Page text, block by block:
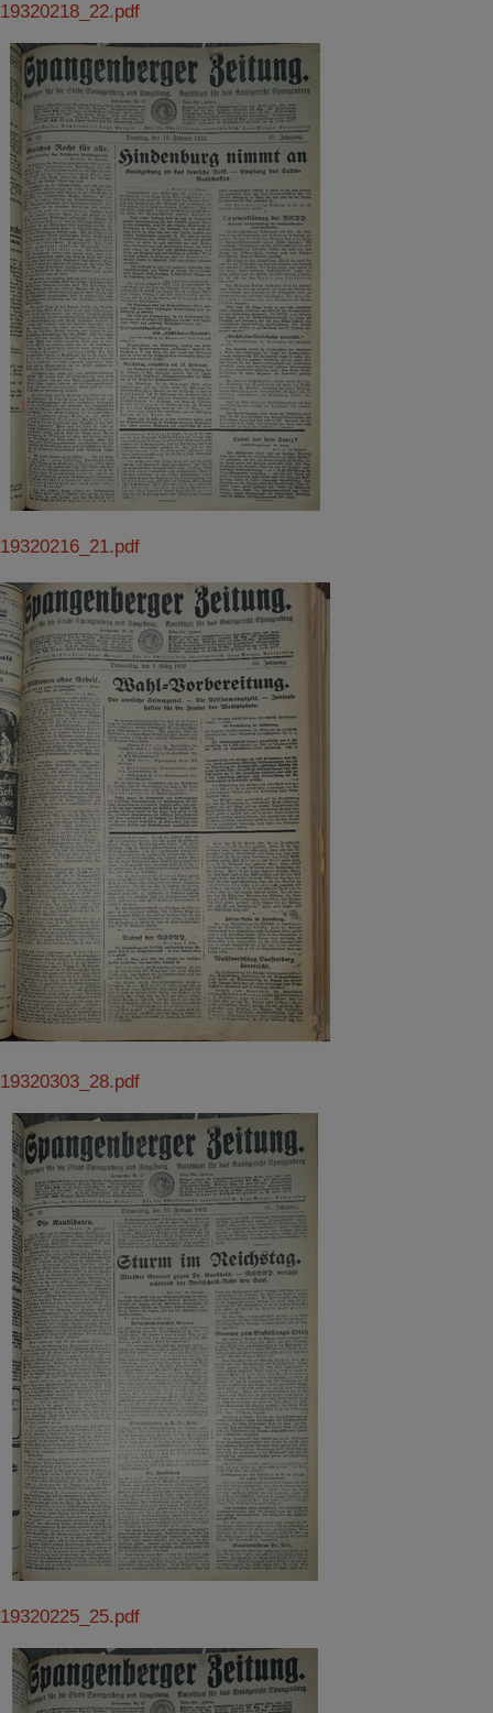
19320218_22.pdf
19320216_21.pdf
19320303_28.pdf
19320225_25.pdf